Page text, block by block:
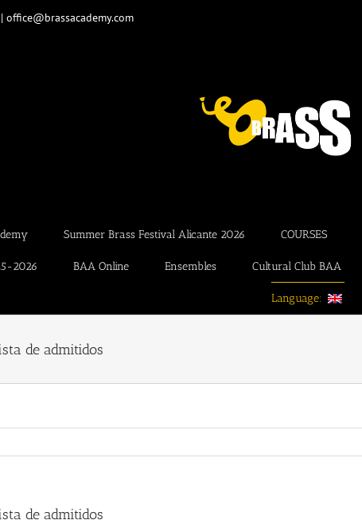
Summer Brass Festival Alicante 2026 COURSES
2026 BAA Online Ensembles Cultural Club BAA
Language:
de admitidos
de admitidos